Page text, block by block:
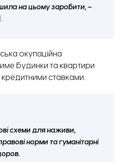
на цьому заробити, –
окупаційна
будинки та квартири
кредитними ставками.
схеми для наживи,
норми та гуманітарні